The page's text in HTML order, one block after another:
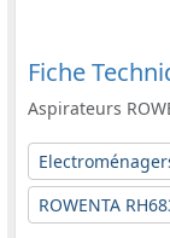
Fiche
Aspirateurs
ROWENTA